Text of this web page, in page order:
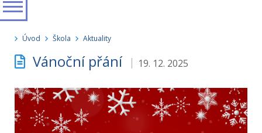
Úvod Škola Aktuality
Vánoční přání 19. 12. 2025